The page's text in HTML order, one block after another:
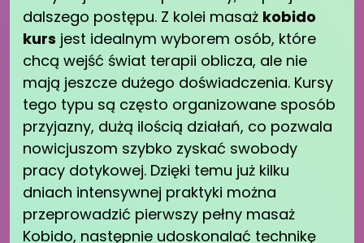
dalszego postępu. Z kolei masaż kobido
kurs jest idealnym wyborem osób, które
chcą wejść świat terapii oblicza, ale nie
mają jeszcze dużego doświadczenia. Kursy
tego typu są często organizowane sposób
przyjazny, dużą ilością działań, co pozwala
nowicjuszom szybko zyskać swobody
pracy dotykowej. Dzięki temu już kilku
dniach intensywnej praktyki można
przeprowadzić pierwszy pełny masaż
Kobido, następnie udoskonalać technikę